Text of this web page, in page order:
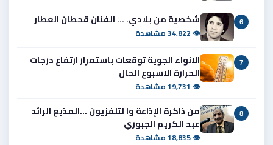
6 شخصية من بلادي. ... الفنان قحطان العطار
👁 34,822 مشاهدة
7
الانواء الجوية توقعات باستمرار ارتفاع درجات
الحرارة الاسبوع الحال
👁 19,731 مشاهدة
8
من ذاكرة الإذاعة وا لتلفزيون ...المذيع الرائد
عبد الكريم الجبوري
👁 18,835 مشاهدة